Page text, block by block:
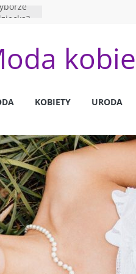
krwi u
i czymKOBIETY URODA